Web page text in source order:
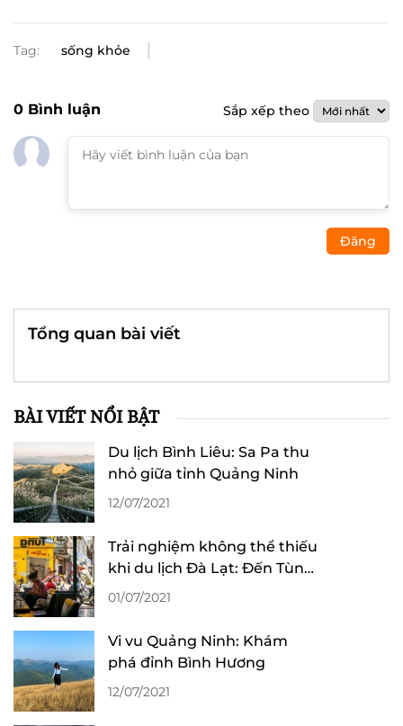
Tag: sống khỏe
0 Bình luận Sắp xếp theo
Đăng
Tổng quan bài viết
BÀI VIẾT NỔI BẬT
Du lịch Bình Liêu: Sa Pa thu
nhỏ giữa tỉnh Quảng Ninh
12/07/2021
Trải nghiệm không thể thiếu
khi du lịch Đà Lạt: Đến Tùng
“làm” ly cafe!
01/07/2021
Vi vu Quảng Ninh: Khám
phá đỉnh Bình Hương
12/07/2021